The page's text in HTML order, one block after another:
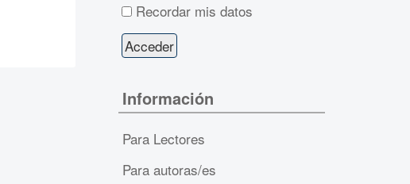
Recordar mis datos
Información
Para Lectores
Para autoras/es